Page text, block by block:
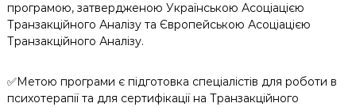
програмою, затвердженою Українською Асоціацією
Транзакційного Аналізу та Європейською Асоціацією
Транзакційного Аналізу.
✅Метою програми є підготовка спеціалістів для роботи в
психотерапії та для сертифікації на Транзакційного